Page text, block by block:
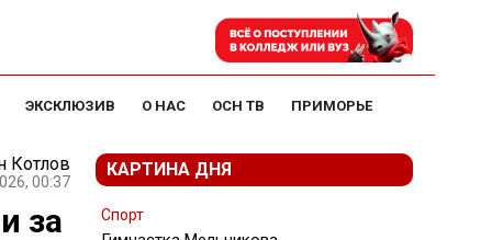
ЭКСКЛЮЗИВ О НАС ОСН ТВ ПРИМОРЬЕ
Котлов
00:37
за
КАРТИНА ДНЯ
Спорт